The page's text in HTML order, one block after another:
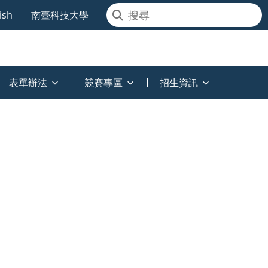
南臺科技大學
表單辦法 競賽專區 招生資訊